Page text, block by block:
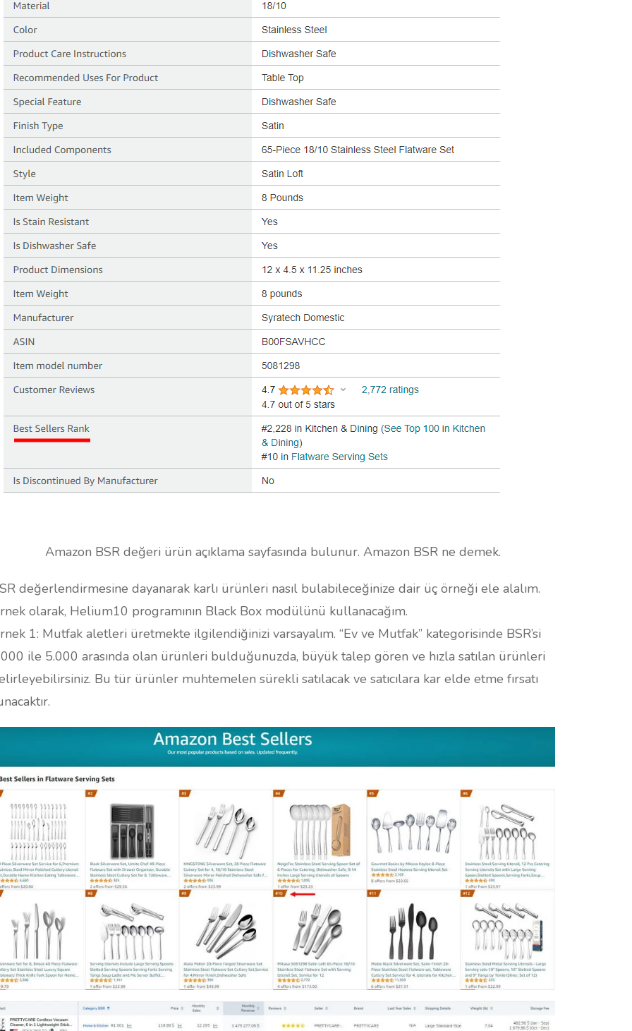
Amazon BSR değeri ürün açıklama sayfasında bulunur. Amazon BSR ne demek.
değerlendirmesine dayanarak karlı ürünleri nasıl bulabileceğinize dair üç örneği ele alalım.
olarak, Helium10 programının Black Box modülünü kullanacağım.
1: Mutfak aletleri üretmekte ilgilendiğinizi varsayalım. “Ev ve Mutfak” kategorisinde BSR’si
ile 5.000 arasında olan ürünleri bulduğunuzda, büyük talep gören ve hızla satılan ürünleri
Bu tür ürünler muhtemelen sürekli satılacak ve satıcılara kar elde etme fırsatı